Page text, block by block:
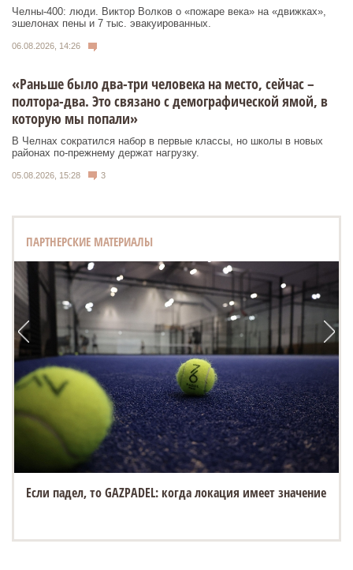
Челны-400: люди. Виктор Волков о «пожаре века» на «движках»,
эшелонах пены и 7 тыс. эвакуированных.
06.08.2026, 14:26
«Раньше было два-три человека на место, сейчас –
полтора-два. Это связано с демографической ямой, в
которую мы попали»
В Челнах сократился набор в первые классы, но школы в новых
районах по-прежнему держат нагрузку.
05.08.2026, 15:28 3
ПАРТНЕРСКИЕ МАТЕРИАЛЫ
Если падел, то GAZPADEL: когда локация имеет значение